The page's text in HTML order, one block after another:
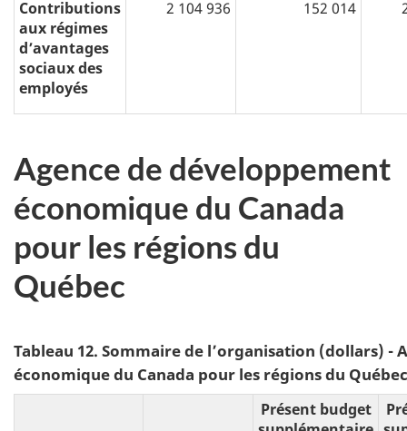
Contributions
aux régimes
d’avantages
sociaux des
employés
2 104 936 152 014
Agence de développement
économique du Canada
pour les régions du
Québec
Tableau 12. Sommaire de l’organisation (dollars) -
économique du Canada pour les régions du Québec
Présent budget